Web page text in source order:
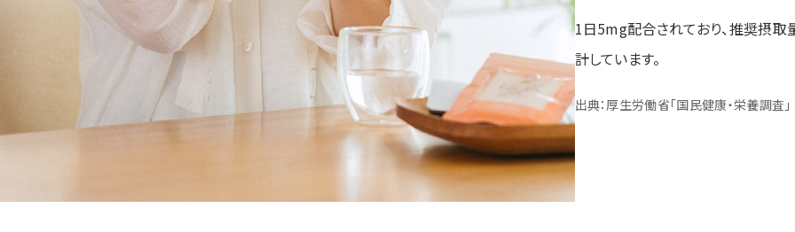
1日5mg配合されており、推奨摂取
計しています。
出典：厚生労働省「国民健康・栄養調査